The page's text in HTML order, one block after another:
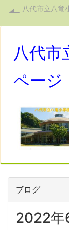
八代市立八竜
八代市
ページ
ブログ
2022年